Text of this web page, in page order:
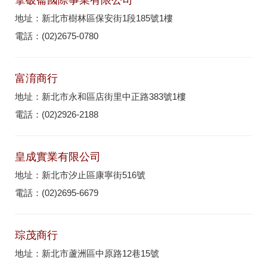
地址：新北市樹林區保安街1段185號1樓
電話：(02)2675-0780
富淯商行
地址：新北市永和區店街里中正路383號1樓
電話：(02)2926-2188
皇成實業有限公司
地址：新北市汐止區康寧街516號
電話：(02)2695-6679
琮茂商行
地址：新北市蘆洲區中原路12巷15號